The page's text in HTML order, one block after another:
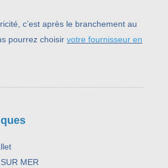
c’est après le branchement au
pourrez choisir votre fournisseur en
MER